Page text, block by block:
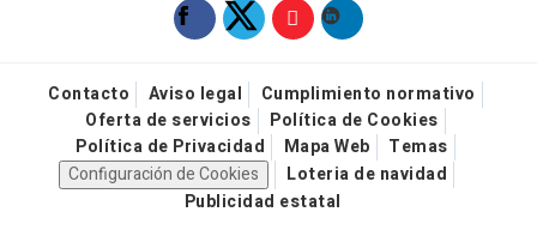
Contacto Aviso legal
Cumplimiento normativo
Oferta de servicios
Política de Cookies
Política de Privacidad
Mapa Web
Temas
Configuración de Cookies
Loteria de navidad
Publicidad estatal